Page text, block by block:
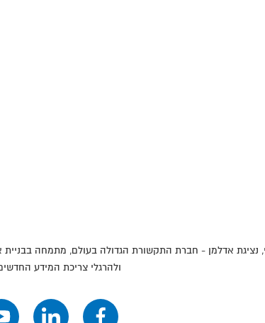
נציגת אדלמן - חברת התקשורת הגדולה בעולם, מתמחה
ולהרגלי צריכת המידע